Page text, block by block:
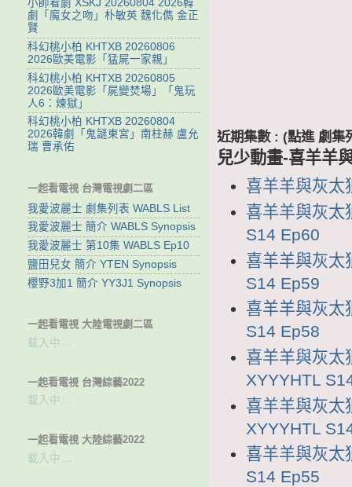
近期集數 : (點進 劇集
兒少動畫-喜羊羊
喜羊羊與灰太
喜羊羊與灰太
S14 Ep60
喜羊羊與灰太
S14 Ep59
喜羊羊與灰太
S14 Ep58
喜羊羊與灰太
XYYYHTL
喜羊羊與灰太
XYYYHTL
喜羊羊與灰太
S14 Ep55
小帥看劇 XSKJ 20260804 2026韓
劇「魔女之吻」朴敏英 魏化儁 金正
賢
科幻桃小柏 KHTXB 20260806
2026歐美電影「猛屍一家親」
科幻桃小柏 KHTXB 20260805
2026歐美電影「屍變焚場」「鬼玩
人6：煉獄」
科幻桃小柏 KHTXB 20260804
2026韓劇「鬼謎東宮」南柱赫 盧允
瑞 曹承佑
一起看電視 台灣電視劇二區
我愛波麗士 劇集列表 WABLS List
我愛波麗士 簡介 WABLS Synopsis
我愛波麗士 第10集 WABLS Ep10
鹽田兒女 簡介 YTEN Synopsis
櫻野3加1 簡介 YY3J1 Synopsis
一起看電視 大陸電視劇二區
載入中…
一起看電視 台灣綜藝2022
載入中…
一起看電視 大陸綜藝2022
載入中…